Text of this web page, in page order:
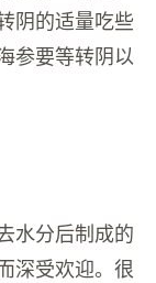
阴的适量吃些
参要等转阴以
水分后制成的
深受欢迎。很